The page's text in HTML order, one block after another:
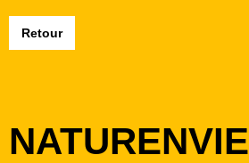
Retour
NATURENVIE